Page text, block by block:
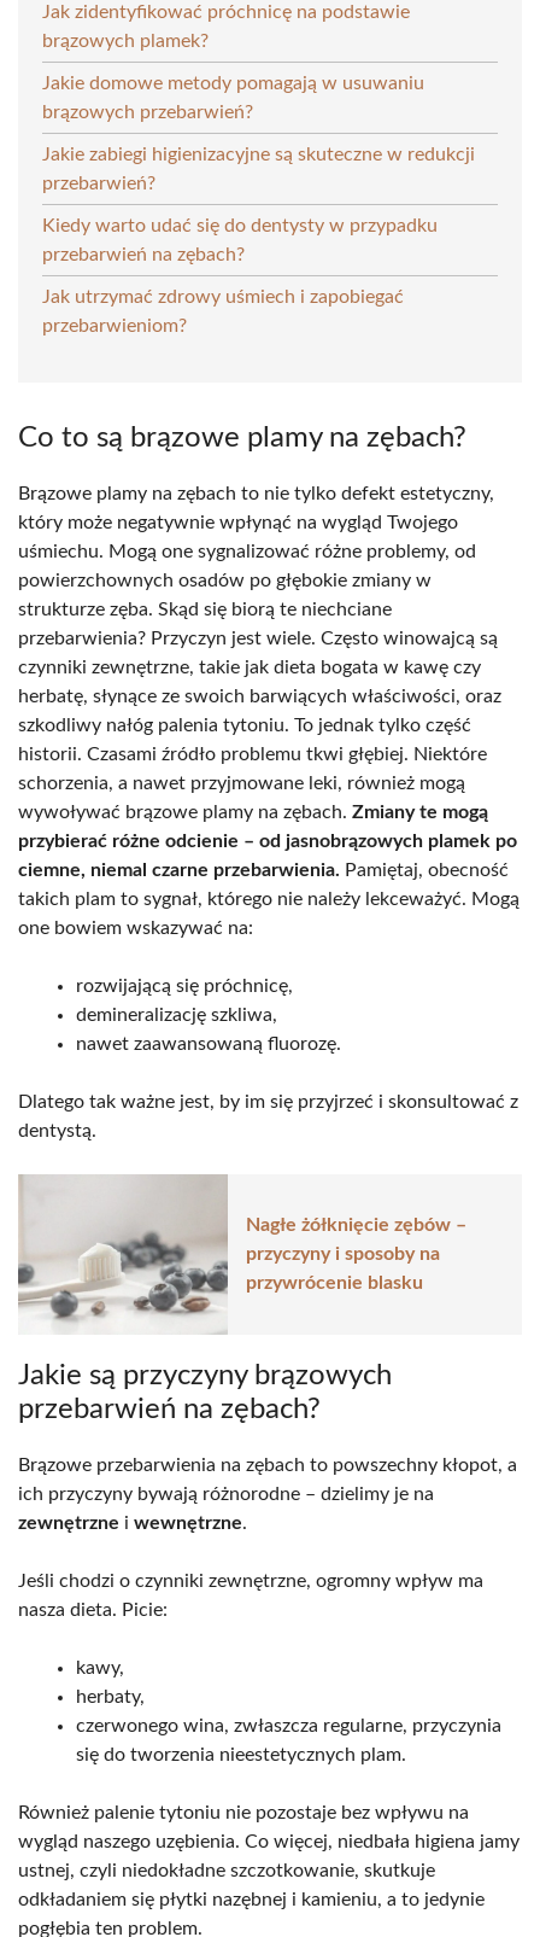
Jak zidentyfikować próchnicę na podstawie
brązowych plamek?
Jakie domowe metody pomagają w usuwaniu
brązowych przebarwień?
Jakie zabiegi higienizacyjne są skuteczne w redukcji
przebarwień?
Kiedy warto udać się do dentysty w przypadku
przebarwień na zębach?
Jak utrzymać zdrowy uśmiech i zapobiegać
przebarwieniom?
Co to są brązowe plamy na zębach?
Brązowe plamy na zębach to nie tylko defekt estetyczny,
który może negatywnie wpłynąć na wygląd Twojego
uśmiechu. Mogą one sygnalizować różne problemy, od
powierzchownych osadów po głębokie zmiany w
strukturze zęba. Skąd się biorą te niechciane
przebarwienia? Przyczyn jest wiele. Często winowajcą są
czynniki zewnętrzne, takie jak dieta bogata w kawę czy
herbatę, słynące ze swoich barwiących właściwości, oraz
szkodliwy nałóg palenia tytoniu. To jednak tylko część
historii. Czasami źródło problemu tkwi głębiej. Niektóre
schorzenia, a nawet przyjmowane leki, również mogą
wywoływać brązowe plamy na zębach. Zmiany te mogą
przybierać różne odcienie – od jasnobrązowych plamek po
ciemne, niemal czarne przebarwienia. Pamiętaj, obecność
takich plam to sygnał, którego nie należy lekceważyć. Mogą
one bowiem wskazywać na:
rozwijającą się próchnicę,
demineralizację szkliwa,
nawet zaawansowaną fluorozę.
Dlatego tak ważne jest, by im się przyjrzeć i skonsultować z
dentystą.
Nagłe żółknięcie zębów –
przyczyny i sposoby na
przywrócenie blasku
Jakie są pr​​zyczyny brązowych
przebarwień na zębach?
Brązowe przebarwienia na zębach to powszechny kłopot, a
ich przyczyny bywają różnorodne – dzielimy je na
zewnętrzne i wewnętrzne.
Jeśli chodzi o czynniki zewnętrzne, ogromny wpływ ma
nasza dieta. Picie:
kawy,
herbaty,
czerwonego wina, zwłaszcza regularne, przyczynia
się do tworzenia nieestetycznych plam.
Również palenie tytoniu nie pozostaje bez wpływu na
wygląd naszego uzębienia. Co więcej, niedbała higiena jamy
ustnej, czyli niedokładne szczotkowanie, skutkuje
odkładaniem się płytki nazębnej i kamieniu, a to jedynie
pogłębia ten problem.